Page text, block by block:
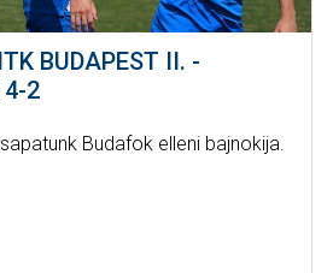
BUDAPEST II. -
4-2
Budafok elleni bajnokija.